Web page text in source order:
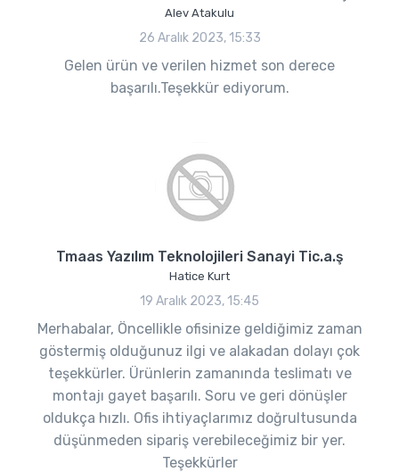
Alev Atakulu
26 Aralık 2023, 15:33
Gelen ürün ve verilen hizmet son derece
başarılı.Teşekkür ediyorum.
Tmaas Yazılım Teknolojileri Sanayi Tic.a.ş
Hatice Kurt
19 Aralık 2023, 15:45
Merhabalar, Öncellikle ofisinize geldiğimiz zaman
göstermiş olduğunuz ilgi ve alakadan dolayı çok
teşekkürler. Ürünlerin zamanında teslimatı ve
montajı gayet başarılı. Soru ve geri dönüşler
oldukça hızlı. Ofis ihtiyaçlarımız doğrultusunda
düşünmeden sipariş verebileceğimiz bir yer.
Teşekkürler